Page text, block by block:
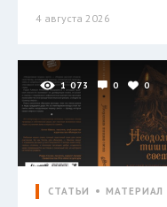
4 августа 2026
1 073 0 0
СТАТЬИ МАТЕРИАЛ